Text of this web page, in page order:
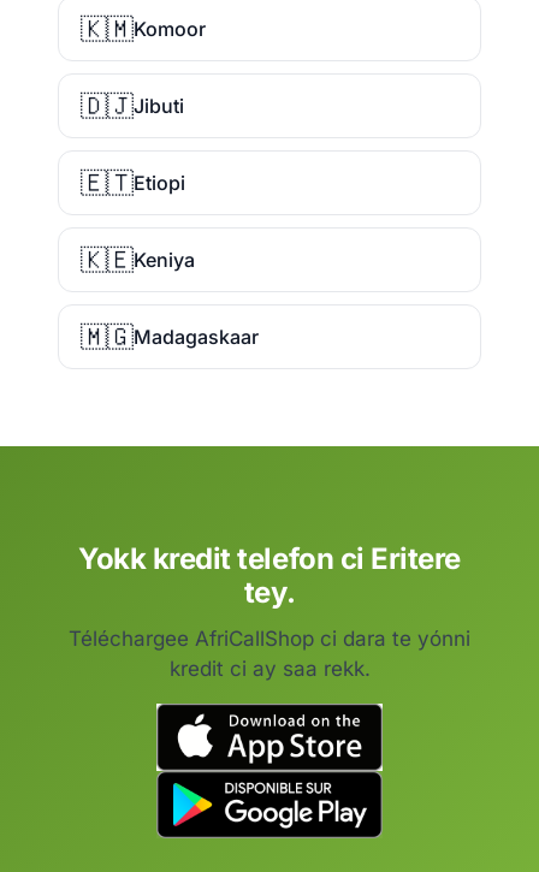
🇰🇲Komoor
🇩🇯Jibuti
🇪🇹Etiopi
🇰🇪Keniya
🇲🇬Madagaskaar
Yokk kredit telefon ci Eritere
tey.
Téléchargee AfriCallShop ci dara te yónni
kredit ci ay saa rekk.